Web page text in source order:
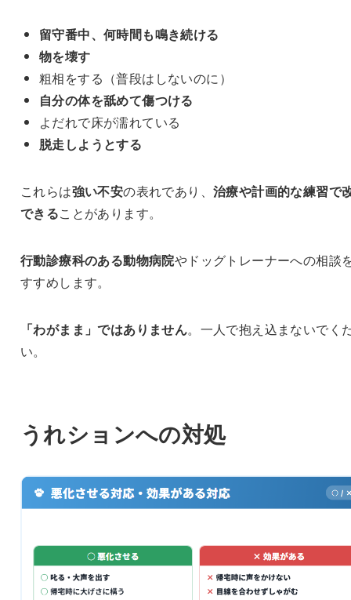
留守番中、何時間も鳴き続ける
物を壊す
粗相をする（普段はしないのに）
自分の体を舐めて傷つける
よだれで床が濡れている
脱走しようとする
これらは強い不安の表れであり、 治療や計画的な練習で
できることがあります。
行動診療科のある動物病院やドッグトレーナーへの相談
すすめします。
「わがまま」ではありません。一人で抱え込まないでく
い。
うれションへの対処